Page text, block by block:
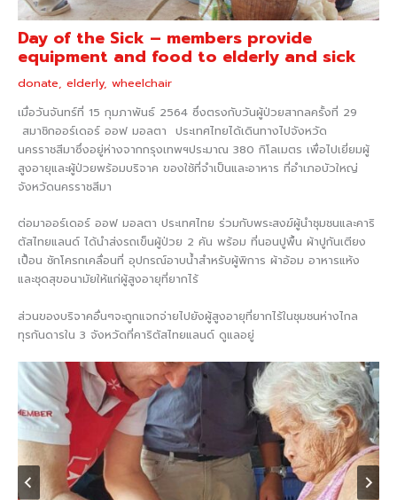
Day of the Sick – members provide
equipment and food to elderly and sick
donate, elderly, wheelchair
เมื่อวันจันทร์ที่ 15 กุมภาพันธ์ 2564 ซึ่งตรงกับวันผู้ป่วยสากลครั้งที่ 29
สมาชิกออร์เดอร์ ออฟ มอลตา ประเทศไทยได้เดินทางไปจังหวัด
นครราชสีมาซึ่งอยู่ห่างจากกรุงเทพฯประมาณ 380 กิโลเมตร เพื่อไปเยี่ยมผู้
สูงอายุและผู้ป่วยพร้อมบริจาค ของใช้ที่จำเป็นและอาหาร ที่อำเภอบัวใหญ่
จังหวัดนครราชสีมา
ต่อมาออร์เดอร์ ออฟ มอลตา ประเทศไทย ร่วมกับพระสงฆ์ผู้นำชุมชนและคาริ
ตัสไทยแลนด์ ได้นำส่งรถเข็นผู้ป่วย 2 คัน พร้อม ที่นอนปูพื้น ผ้าปูกันเตียง
เปื้อน ชักโครกเคลื่อนที่ อุปกรณ์อาบน้ำสำหรับผู้พิการ ผ้าอ้อม อาหารแห้ง
และชุดสุขอนามัยให้แก่ผู้สูงอายุที่ยากไร้
ส่วนของบริจาคอื่นๆจะถูกแจกจ่ายไปยังผู้สูงอายุที่ยากไร้ในชุมชนห่างไกล
ทุรกันดารใน 3 จังหวัดที่คาริตัสไทยแลนด์ ดูแลอยู่